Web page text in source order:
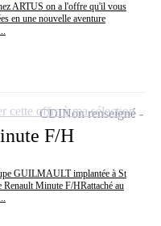
ARTUS on a l'offre qu'il vous
en une nouvelle aventure
F/H
GUILMAULT implantée à St
Minute F/HRattaché au
CDINon renseigné
cette offre à ma sélection